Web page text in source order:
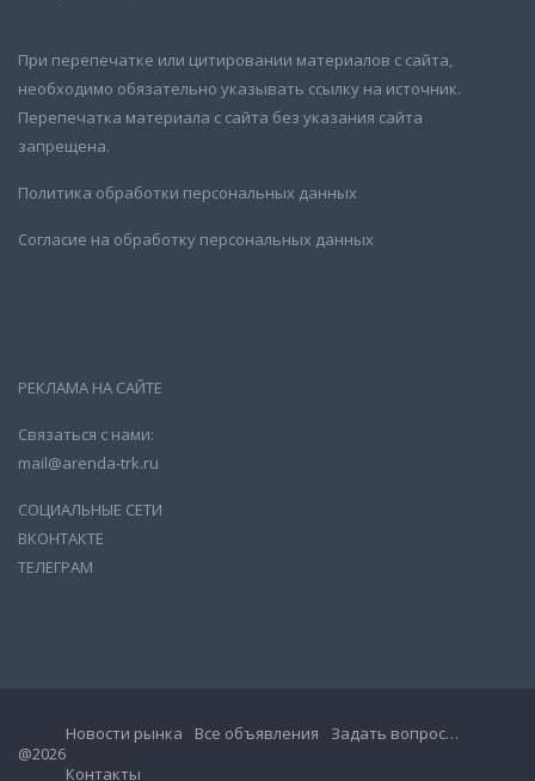
При перепечатке или цитировании материалов с сайта,
необходимо обязательно указывать ссылку на источник.
Перепечатка материала с сайта без указания сайта
запрещена.
Политика обработки персональных данных
Согласие на обработку персональных данных
РЕКЛАМА НА САЙТЕ
Связаться с нами:
mail@arenda-trk.ru
СОЦИАЛЬНЫЕ СЕТИ
ВКОНТАКТЕ
ТЕЛЕГРАМ
@2026
Новости рынка Все объявления
Задать вопрос…
Контакты